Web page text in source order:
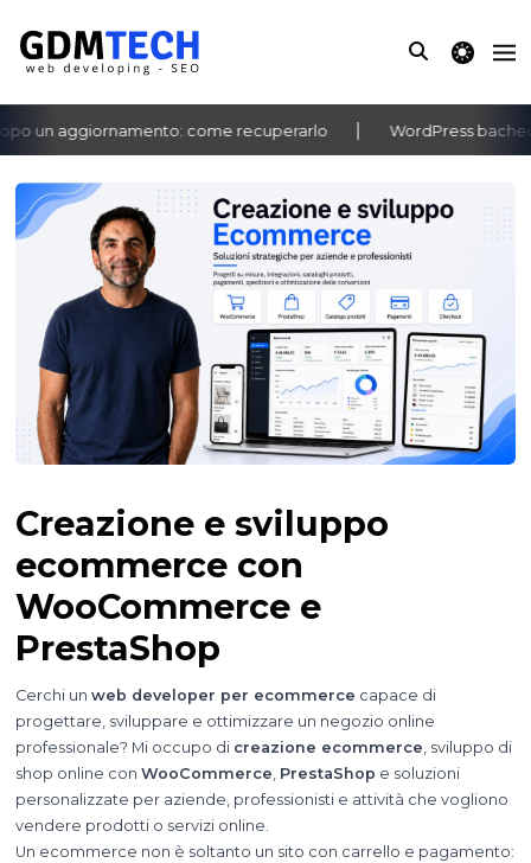
theme
un aggiornamento: come recuperarlo WordPress
‹ ›
Creazione e sviluppo
ecommerce con
WooCommerce e
PrestaShop
Cerchi un web developer per ecommerce capace di
progettare, sviluppare e ottimizzare un negozio online
professionale? Mi occupo di creazione ecommerce, sviluppo di
shop online con WooCommerce, PrestaShop e soluzioni
personalizzate per aziende, professionisti e attività che vogliono
vendere prodotti o servizi online.
Un ecommerce non è soltanto un sito con carrello e pagamento: